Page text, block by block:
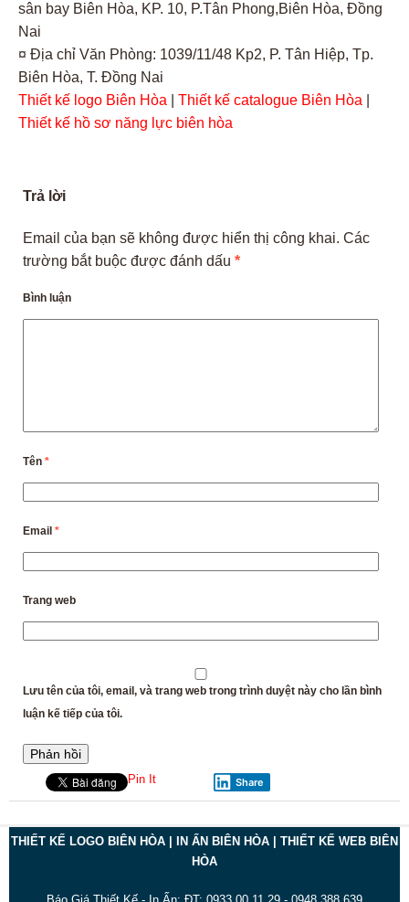
sân bay Biên Hòa, KP. 10, P.Tân Phong,Biên Hòa, Đồng
Nai
¤ Địa chỉ Văn Phòng: 1039/11/48 Kp2, P. Tân Hiệp, Tp.
Biên Hòa, T. Đồng Nai
Thiết kế logo Biên Hòa
Thiết kế catalogue Biên Hòa
Thiết kế hồ sơ năng lực biên hòa
Trả lời
Email của bạn sẽ không được hiển thị công khai. Các
trường bắt buộc được đánh dấu *
Bình luận
Tên *
Email *
Trang web
Lưu tên của tôi, email, và trang web trong trình duyệt này cho lần bình
luận kế tiếp của tôi.
Share
Pin It
THIẾT KẾ LOGO BIÊN HÒA | IN ẤN BIÊN HÒA | THIẾT KẾ WEB BIÊN
HÒA